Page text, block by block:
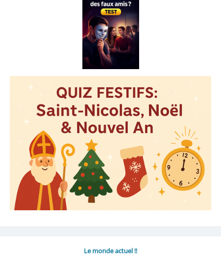
Le monde actuel !!